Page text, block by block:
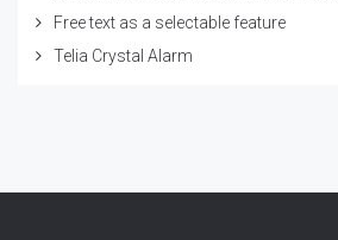
Free text as a selectable feature
Telia Crystal Alarm